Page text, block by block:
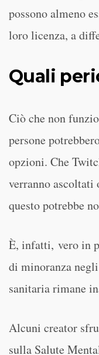
possono almeno
loro licenza, a
Quali
Ciò che non
persone
opzioni. Che
verranno ascoltati
questo potrebbe
È, infatti, vero in
di minoranza
sanitaria rimane
Alcuni creator
sulla Salute